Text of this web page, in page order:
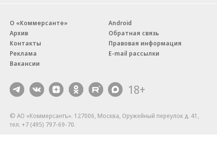
О «Коммерсанте»
Архив
Контакты
Реклама
Вакансии
Android
Обратная связь
Правовая информация
E-mail рассылки
18+
© АО «Коммерсантъ». 127006, Москва, Оружейный переулок д. 41,
тел. +7 (495) 797-69-70.